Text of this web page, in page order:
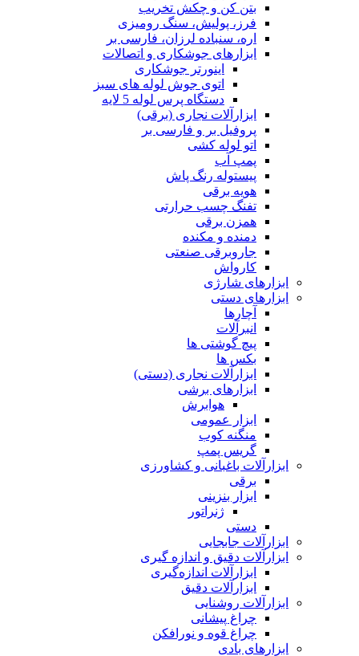
بتن کن و چکش تخریب
فرز، پولیش، سنگ رومیزی
اره، سنباده لرزان، فارسی بر
ابزارهای جوشکاری و اتصالات
اینورتر جوشکاری
اتوی جوش لوله های سبز
دستگاه پرس لوله 5 لایه
ابزارآلات نجاری (برقی)
پروفیل بر و فارسی بر
اتو لوله کشی
پمپ آب
پیستوله رنگ پاش
هویه برقی
تفنگ چسب حرارتی
همزن برقی
دمنده و مکنده
جاروبرقی صنعتی
کارواش
ابزارهای شارژی
ابزارهای دستی
آچارها
انبرآلات
پیچ گوشتی ها
بکس ها
ابزارآلات نجاری (دستی)
ابزارهای برشی
هوابرش
ابزار عمومی
منگنه کوب
گریس پمپ
ابزارآلات باغبانی و کشاورزی
برقی
ابزار بنزینی
ژنراتور
دستی
ابزارآلات جابجایی
ابزارآلات دقیق و اندازه گیری
ابزارآلات اندازه‌گیری
ابزارآلات دقیق
ابزارآلات روشنایی
چراغ پیشانی
چراغ قوه و نورافکن
ابزارهای بادی